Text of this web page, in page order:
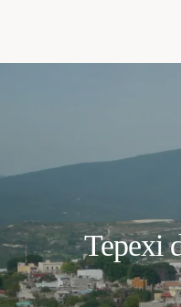
Tepexi